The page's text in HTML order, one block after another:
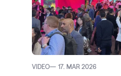
VIDEO 17. MAR 2026